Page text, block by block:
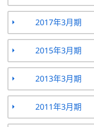
2017年3月期
2015年3月期
2013年3月期
2011年3月期